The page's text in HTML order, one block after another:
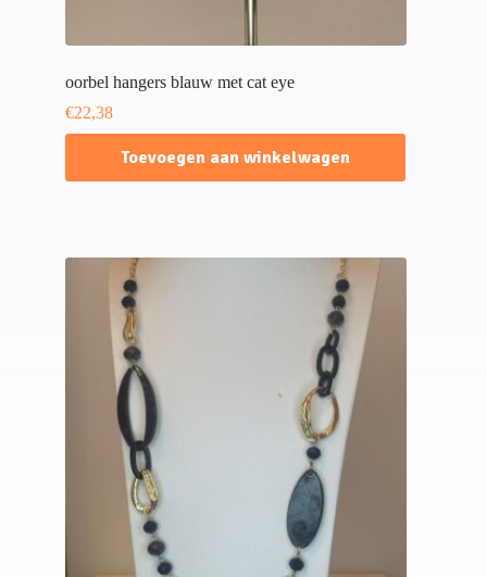
oorbel hangers blauw met cat eye
€22,38
Toevoegen aan winkelwagen